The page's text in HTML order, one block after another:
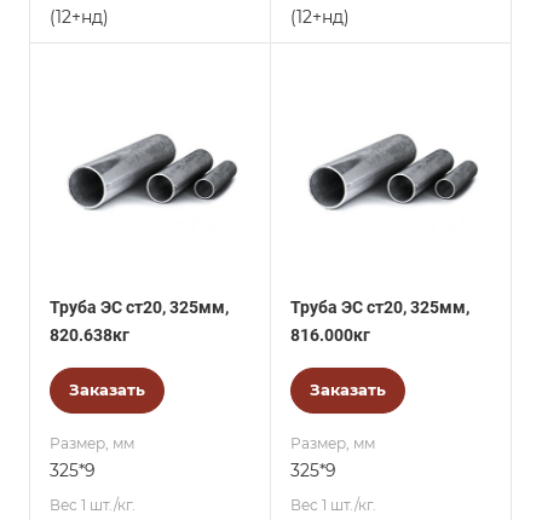
(12+нд) (12+нд)
Труба ЭС ст20, 325мм,
820.638кг
Заказать
Размер, мм
325*9
Вес 1 шт./кг.
Труба ЭС ст20, 325мм,
816.000кг
Заказать
Размер, мм
325*9
Вес 1 шт./кг.